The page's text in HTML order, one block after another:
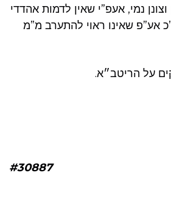
נמי, אעפ”י שאין לדמות אהדדי
אע”פ שאינו ראוי להתערב מ”מ
על הריטב״א.
#30887